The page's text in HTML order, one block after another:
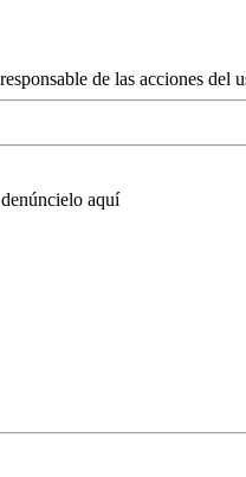
de las acciones del
aquí